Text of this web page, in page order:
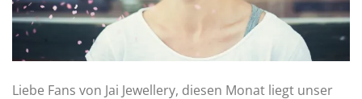
Liebe Fans von Jai Jewellery, diesen Monat liegt unser